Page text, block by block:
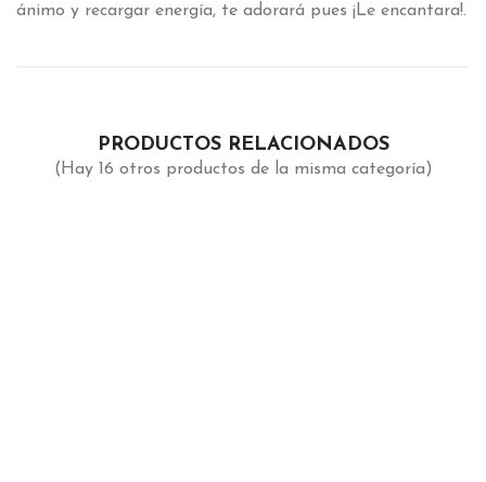
ánimo y recargar energía, te adorará pues ¡Le encantara!.
PRODUCTOS RELACIONADOS
(Hay 16 otros productos de la misma categoría)